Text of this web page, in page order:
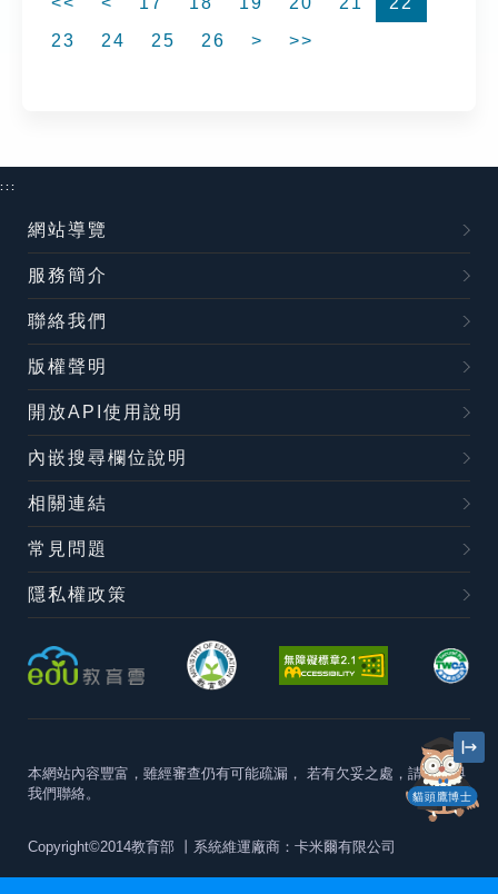
23
24 25 26 > >>
貓頭鷹博士
:::
網站導覽
服務簡介
聯絡我們
版權聲明
開放API使用說明
內嵌搜尋欄位說明
相關連結
常見問題
隱私權政策
本網站內容豐富，雖經審查仍有可能疏漏， 若有欠妥之處，請隨時與
我們聯絡。
Copyright©2014教育部 丨系統維運廠商：卡米爾有限公司